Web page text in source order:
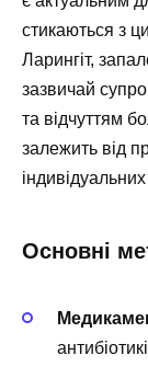
стикаються з
Ларингіт,
зазвичай
та відчуттям
залежить від
Основні